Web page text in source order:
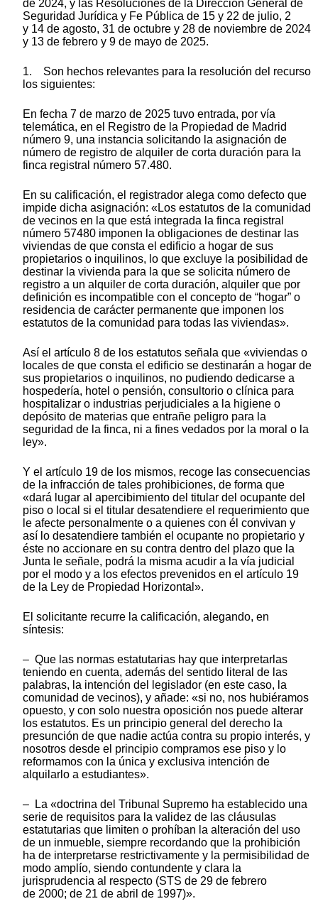
de 2024, y las Resoluciones de la Dirección General de
Seguridad Jurídica y Fe Pública de 15 y 22 de julio, 2
y 14 de agosto, 31 de octubre y 28 de noviembre de 2024
y 13 de febrero y 9 de mayo de 2025.
1. Son hechos relevantes para la resolución del recurso
los siguientes:
En fecha 7 de marzo de 2025 tuvo entrada, por vía
telemática, en el Registro de la Propiedad de Madrid
número 9, una instancia solicitando la asignación de
número de registro de alquiler de corta duración para la
finca registral número 57.480.
En su calificación, el registrador alega como defecto que
impide dicha asignación: «Los estatutos de la comunidad
de vecinos en la que está integrada la finca registral
número 57480 imponen la obligaciones de destinar las
viviendas de que consta el edificio a hogar de sus
propietarios o inquilinos, lo que excluye la posibilidad de
destinar la vivienda para la que se solicita número de
registro a un alquiler de corta duración, alquiler que por
definición es incompatible con el concepto de “hogar” o
residencia de carácter permanente que imponen los
estatutos de la comunidad para todas las viviendas».
Así el artículo 8 de los estatutos señala que «viviendas o
locales de que consta el edificio se destinarán a hogar de
sus propietarios o inquilinos, no pudiendo dedicarse a
hospedería, hotel o pensión, consultorio o clínica para
hospitalizar o industrias perjudiciales a la higiene o
depósito de materias que entrañe peligro para la
seguridad de la finca, ni a fines vedados por la moral o la
ley».
Y el artículo 19 de los mismos, recoge las consecuencias
de la infracción de tales prohibiciones, de forma que
«dará lugar al apercibimiento del titular del ocupante del
piso o local si el titular desatendiere el requerimiento que
le afecte personalmente o a quienes con él convivan y
así lo desatendiere también el ocupante no propietario y
éste no accionare en su contra dentro del plazo que la
Junta le señale, podrá la misma acudir a la vía judicial
por el modo y a los efectos prevenidos en el artículo 19
de la Ley de Propiedad Horizontal».
El solicitante recurre la calificación, alegando, en
síntesis:
– Que las normas estatutarias hay que interpretarlas
teniendo en cuenta, además del sentido literal de las
palabras, la intención del legislador (en este caso, la
comunidad de vecinos), y añade: «si no, nos hubiéramos
opuesto, y con solo nuestra oposición nos puede alterar
los estatutos. Es un principio general del derecho la
presunción de que nadie actúa contra su propio interés, y
nosotros desde el principio compramos ese piso y lo
reformamos con la única y exclusiva intención de
alquilarlo a estudiantes».
– La «doctrina del Tribunal Supremo ha establecido una
serie de requisitos para la validez de las cláusulas
estatutarias que limiten o prohíban la alteración del uso
de un inmueble, siempre recordando que la prohibición
ha de interpretarse restrictivamente y la permisibilidad de
modo amplío, siendo contundente y clara la
jurisprudencia al respecto (STS de 29 de febrero
de 2000; de 21 de abril de 1997)».